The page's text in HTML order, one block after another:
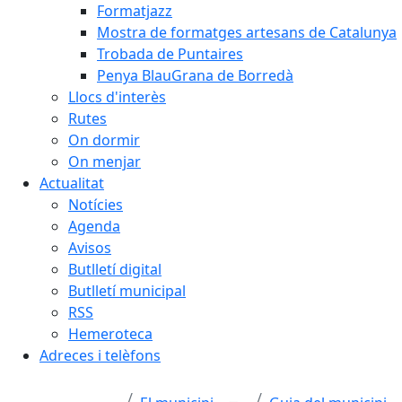
Formatjazz
Mostra de formatges artesans de Catalunya
Trobada de Puntaires
Penya BlauGrana de Borredà
Llocs d'interès
Rutes
On dormir
On menjar
Actualitat
Notícies
Agenda
Avisos
Butlletí digital
Butlletí municipal
RSS
Hemeroteca
Adreces i telèfons